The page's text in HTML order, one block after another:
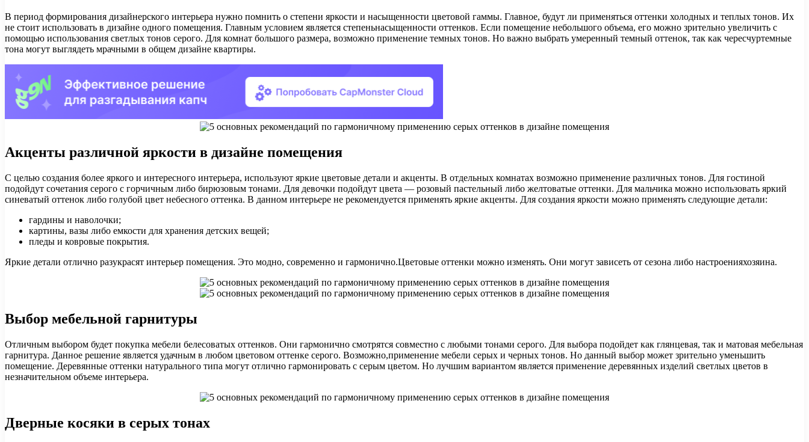
В период формирования дизайнерского интерьера нужно помнить о степени яркости и насыщенности цветовой гаммы. Главное, будут ли применяться оттенки холодных и теплых тонов. Их
не стоит использовать в дизайне одного помещения. Главным условием является степеньнасыщенности оттенков. Если помещение небольшого объема, его можно зрительно увеличить с
помощью использования светлых тонов серого. Для комнат большого размера, возможно применение темных тонов. Но важно выбрать умеренный темный оттенок, так как чересчуртемные
тона могут выглядеть мрачными в общем дизайне квартиры.
Акценты различной яркости в дизайне помещения
С целью создания более яркого и интересного интерьера, используют яркие цветовые детали и акценты. В отдельных комнатах возможно применение различных тонов. Для гостиной
подойдут сочетания серого с горчичным либо бирюзовым тонами. Для девочки подойдут цвета — розовый пастельный либо желтоватые оттенки. Для мальчика можно использовать яркий
синеватый оттенок либо голубой цвет небесного оттенка. В данном интерьере не рекомендуется применять яркие акценты. Для создания яркости можно применять следующие детали:
гардины и наволочки;
картины, вазы либо емкости для хранения детских вещей;
пледы и ковровые покрытия.
Яркие детали отлично разукрасят интерьер помещения. Это модно, современно и гармонично.Цветовые оттенки можно изменять. Они могут зависеть от сезона либо настроенияхозяина.
Выбор мебельной гарнитуры
Отличным выбором будет покупка мебели белесоватых оттенков. Они гармонично смотрятся совместно с любыми тонами серого. Для выбора подойдет как глянцевая, так и матовая мебельная
гарнитура. Данное решение является удачным в любом цветовом оттенке серого. Возможно,применение мебели серых и черных тонов. Но данный выбор может зрительно уменьшить
помещение. Деревянные оттенки натурального типа могут отлично гармонировать с серым цветом. Но лучшим вариантом является применение деревянных изделий светлых цветов в
незначительном объеме интерьера.
Дверные косяки в серых тонах